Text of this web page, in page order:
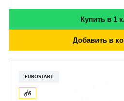
Купить в 1
Добавить в
EUROSTART